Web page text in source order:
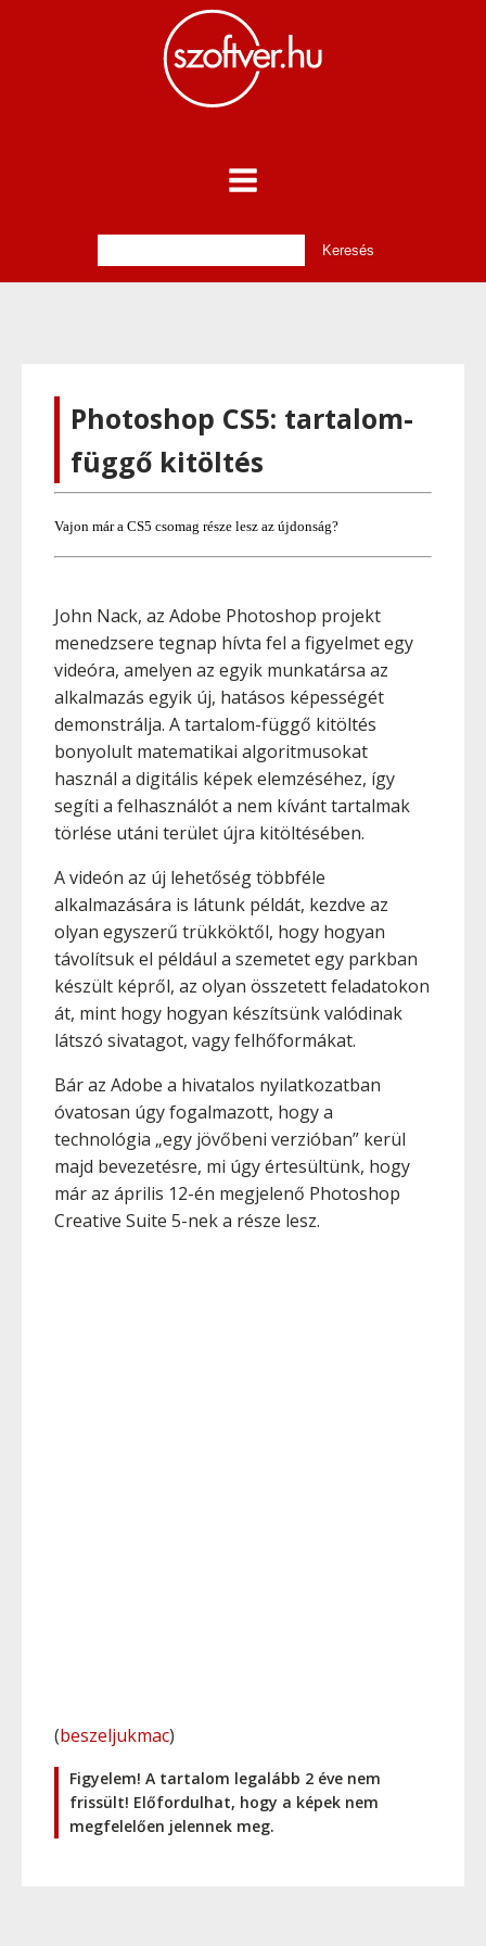
Photoshop CS5: tartalom-
függő kitöltés
Vajon már a CS5 csomag része lesz az újdonság?
John Nack, az Adobe Photoshop projekt
menedzsere tegnap hívta fel a figyelmet egy
videóra, amelyen az egyik munkatársa az
alkalmazás egyik új, hatásos képességét
demonstrálja. A tartalom-függő kitöltés
bonyolult matematikai algoritmusokat
használ a digitális képek elemzéséhez, így
segíti a felhasználót a nem kívánt tartalmak
törlése utáni terület újra kitöltésében.
A videón az új lehetőség többféle
alkalmazására is látunk példát, kezdve az
olyan egyszerű trükköktől, hogy hogyan
távolítsuk el például a szemetet egy parkban
készült képről, az olyan összetett feladatokon
át, mint hogy hogyan készítsünk valódinak
látszó sivatagot, vagy felhőformákat.
Bár az Adobe a hivatalos nyilatkozatban
óvatosan úgy fogalmazott, hogy a
technológia „egy jövőbeni verzióban” kerül
majd bevezetésre, mi úgy értesültünk, hogy
már az április 12-én megjelenő Photoshop
Creative Suite 5-nek a része lesz.
(beszeljukmac)
Figyelem! A tartalom legalább 2 éve nem
frissült! Előfordulhat, hogy a képek nem
megfelelően jelennek meg.